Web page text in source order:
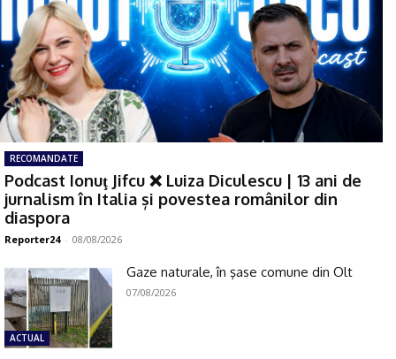
RECOMANDATE
Podcast Ionuţ Jifcu ❌ Luiza Diculescu | 13 ani de
jurnalism în Italia și povestea românilor din
diaspora
Reporter24 - 08/08/2026
ACTUAL
Gaze naturale, în şase comune din Olt
07/08/2026